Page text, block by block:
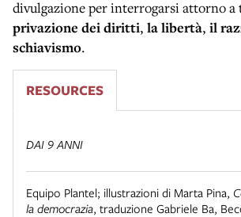
divulgazione per interrogarsi attorno a
privazione dei diritti, la libertà, il
schiavismo.
RESOURCES
DAI 9 ANNI
Equipo Plantel; illustrazioni di Marta Pina,
la democrazia, traduzione Gabriele Ba,